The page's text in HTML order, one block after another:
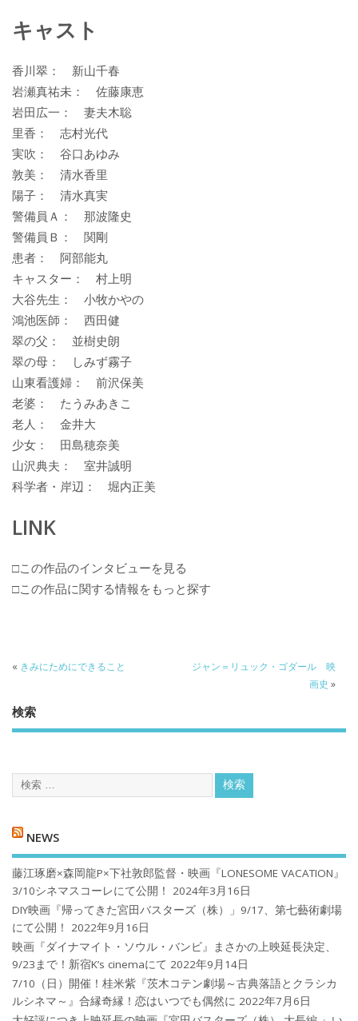
キャスト
香川翠： 新山千春
岩瀬真祐未： 佐藤康恵
岩田広一： 妻夫木聡
里香： 志村光代
実吹： 谷口あゆみ
敦美： 清水香里
陽子： 清水真実
警備員Ａ： 那波隆史
警備員Ｂ： 関剛
患者： 阿部能丸
キャスター： 村上明
大谷先生： 小牧かやの
鴻池医師： 西田健
翠の父： 並樹史朗
翠の母： しみず霧子
山東看護婦： 前沢保美
老婆： たうみあきこ
老人： 金井大
少女： 田島穂奈美
山沢典夫： 室井誠明
科学者・岸辺： 堀内正美
LINK
□この作品のインタビューを見る
□この作品に関する情報をもっと探す
« きみにためにできること
ジャン＝リュック・ゴダール 映
画史 »
検索
NEWS
藤江琢磨×森岡龍P×下社敦郎監督・映画『LONESOME VACATION』
3/10シネマスコーレにて公開！
2024年3月16日
DIY映画『帰ってきた宮田バスターズ（株）」9/17、第七藝術劇場
にて公開！
2022年9月16日
映画『ダイナマイト・ソウル・バンビ』まさかの上映延長決定、
9/23まで！新宿K’s cinemaにて 2022年9月14日
7/10（日）開催！桂米紫『茨木コテン劇場～古典落語とクラシカ
ルシネマ～』合縁奇縁！恋はいつでも偶然に 2022年7月6日